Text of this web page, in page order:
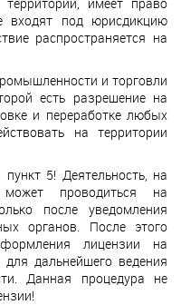
входят под юрисдикцию
распространяется на
и торговли
есть разрешение на
и переработке любых
на территории
5! Деятельность, на
проводиться на
после уведомления
органов. После этого
лицензии на
дальнейшего ведения
Данная процедура не